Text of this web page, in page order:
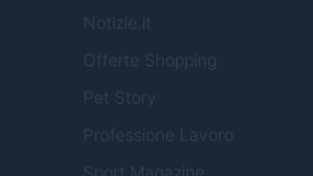
Notizie.it
Offerte Shopping
Pet Story
Professione Lavoro